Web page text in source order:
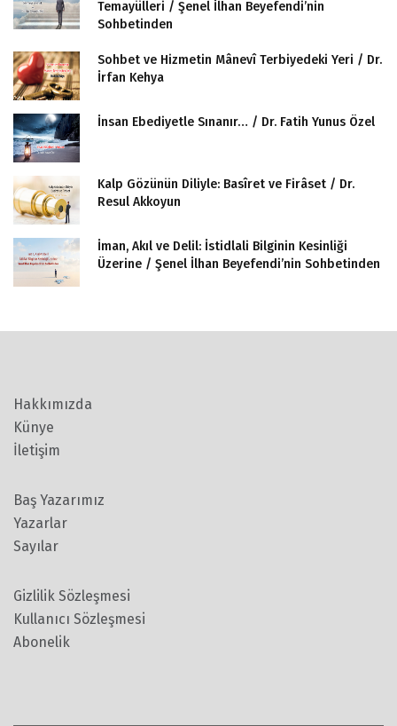
Temayülleri / Şenel İlhan Beyefendi’nin
Sohbetinden
Sohbet ve Hizmetin Mânevî Terbiyedeki Yeri / Dr.
İrfan Kehya
İnsan Ebediyetle Sınanır… / Dr. Fatih Yunus Özel
Kalp Gözünün Diliyle: Basîret ve Firâset / Dr.
Resul Akkoyun
İman, Akıl ve Delil: İstidlali Bilginin Kesinliği
Üzerine / Şenel İlhan Beyefendi’nin Sohbetinden
Hakkımızda
Künye
İletişim
Baş Yazarımız
Yazarlar
Sayılar
Gizlilik Sözleşmesi
Kullanıcı Sözleşmesi
Abonelik